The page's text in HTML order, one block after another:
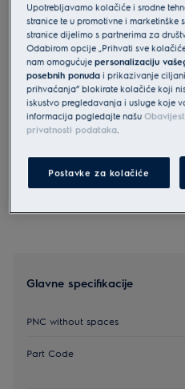
2000
2000
0 (0)
Glavne specifikacije
PNC without spaces
Part Code
Upotrebljavamo kolačiće i srodne
stranice te u promotivne i marketinške
stranice dijelimo s partnerima za
Odabirom opcije „Prihvati sve
nam omogućujepersonalizaciju
posebnih ponuda i prikazivanje
prihvaćanja” blokirate kolačiće koji
iskustvo pregledavanja i usluge koje
informacija pogledajte našu
privatnosti podataka.
Postavke za kolačiće